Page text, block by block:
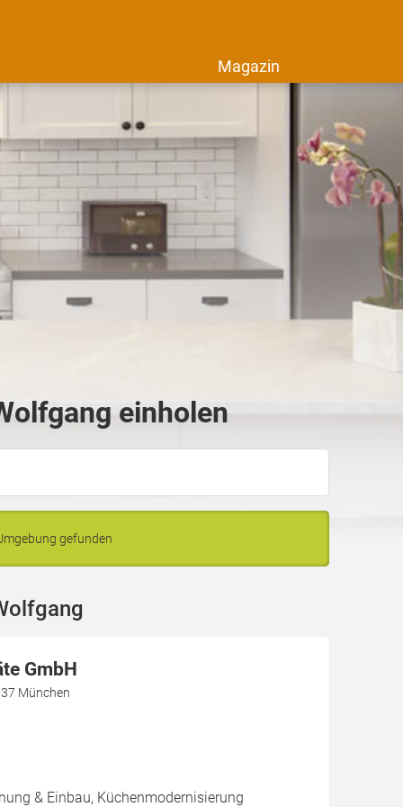
Magazin
einholen
gefunden
GmbH
München
& Einbau, Küchenmodernisierung